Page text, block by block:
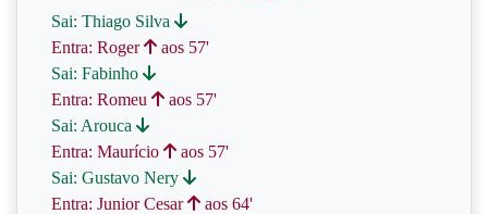
Sai: Thiago Silva
Entra: Roger
aos 57'
Sai: Fabinho
Entra: Romeu
aos 57'
Sai: Arouca
Entra: Maurício
aos 57'
Sai: Gustavo Nery
Entra: Junior Cesar
aos 64'